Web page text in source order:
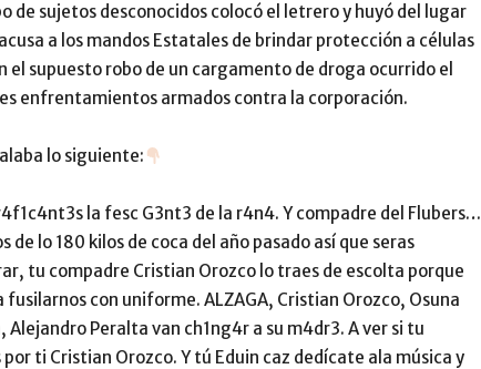
de sujetos desconocidos colocó el letrero y huyó del lugar
a los mandos Estatales de brindar protección a células
el supuesto robo de un cargamento de droga ocurrido el
enfrentamientos armados contra la corporación.
lo siguiente:
la fesc G3nt3 de la r4n4. Y compadre del Flubers…
de lo 180 kilos de coca del año pasado así que seras
tu compadre Cristian Orozco lo traes de escolta porque
con uniforme. ALZAGA, Cristian Orozco, Osuna
Alejandro Peralta van ch1ng4r a su m4dr3. A ver si tu
ti Cristian Orozco. Y tú Eduin caz dedícate ala música y